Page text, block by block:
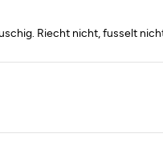
Riecht nicht, fusselt